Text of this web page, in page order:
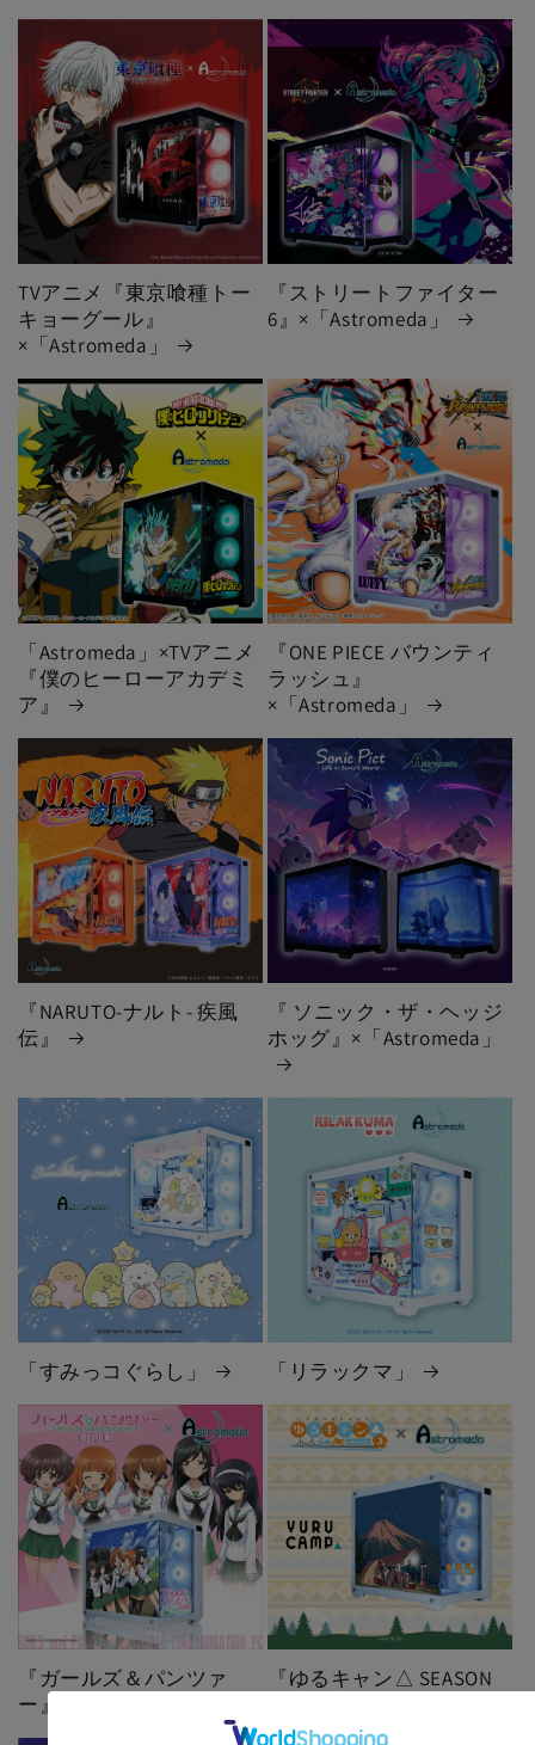
TVアニメ『東京喰種トー
キョーグール』
×「Astromeda」
『ストリートファイター
6』×「Astromeda」
「Astromeda」×TVアニメ
『僕のヒーローアカデミ
ア』
『ONE PIECE バウンティ
ラッシュ』
×「Astromeda」
『NARUTO-ナルト- 疾風
伝』
『 ソニック・ザ・ヘッジ
ホッグ』×「Astromeda」
「すみっコぐらし」 「リラックマ」
『ガールズ＆パンツァ
ー』×「Astromeda」
『ゆるキャン△ SEASON